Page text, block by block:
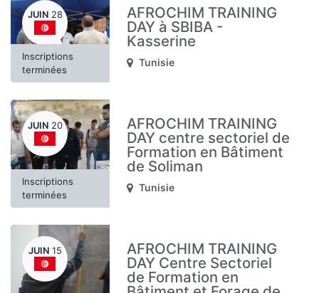
JUIN 28
Inscriptions
terminées
AFROCHIM TRAINING
DAY à SBIBA -
Kasserine
Tunisie
JUIN 20
Inscriptions
terminées
AFROCHIM TRAINING
DAY centre sectoriel de
Formation en Bâtiment
de Soliman
Tunisie
JUIN 15
AFROCHIM TRAINING
DAY Centre Sectoriel
de Formation en